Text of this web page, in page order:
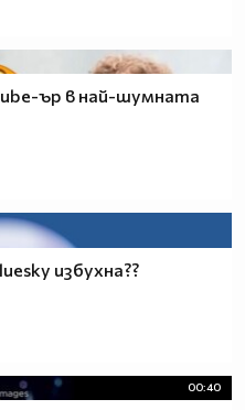
ър в най-шумната
избухна??
00:40